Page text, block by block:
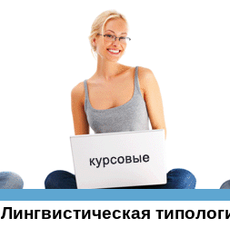
Лингвистическая